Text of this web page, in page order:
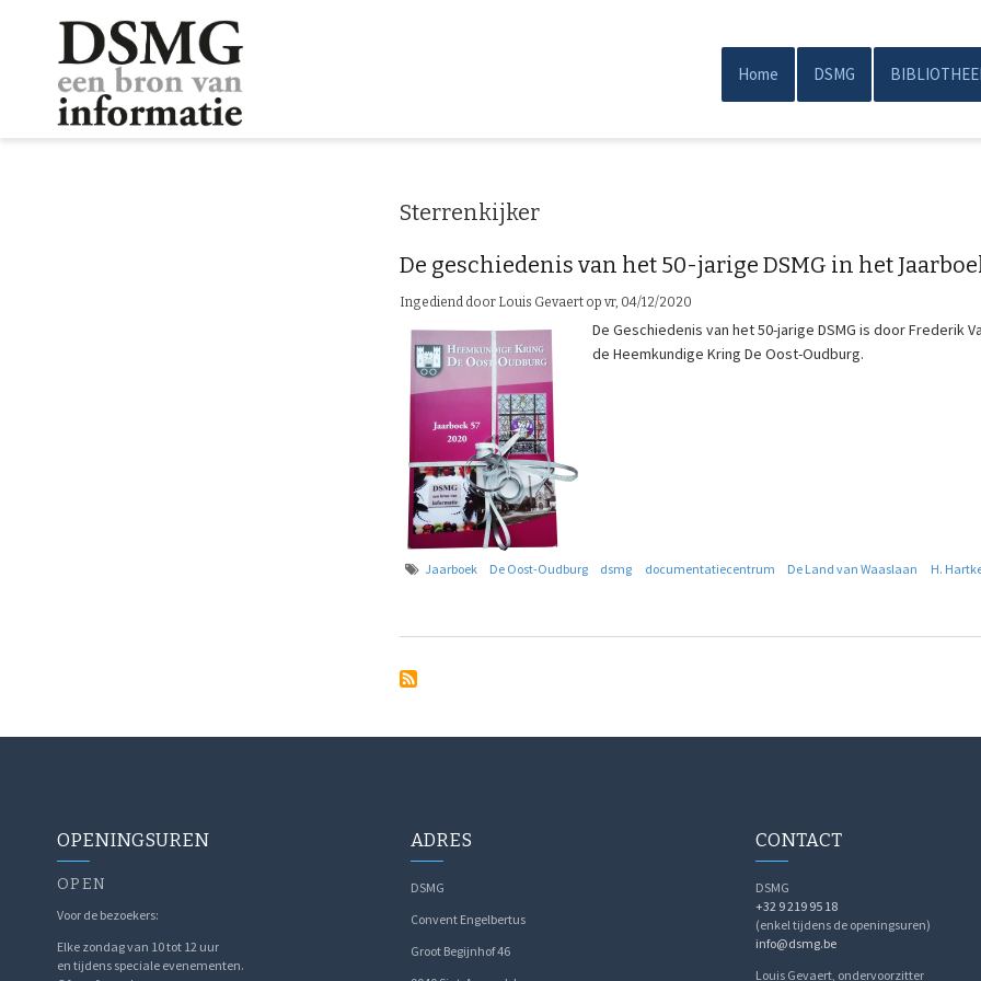
de
inhoud
Main
Home DSMG
Sterrenkijker
De geschiedenis van het 50-jarige DSMG in het
Ingediend door Louis Gevaertop vr, 04/12/2020
De Geschiedenis van het 50-jarige DSMG is door Frederik
de Heemkundige Kring De Oost-Oudburg.
Jaarboek De Oost-Oudburg dsmg documentatiecentrum De Land van Waaslaan H.
OPENINGSUREN
OPEN
Voor de bezoekers:
Elke zondag van 10 tot 12 uur
en tijdens speciale evenementen.
ADRES
DSMG
Convent Engelbertus
Groot Begijnhof 46
CONTACT
DSMG
+32 9 219 95 18
(enkel tijdens de openingsuren)
info@dsmg.be
Louis Gevaert, ondervoorzitter